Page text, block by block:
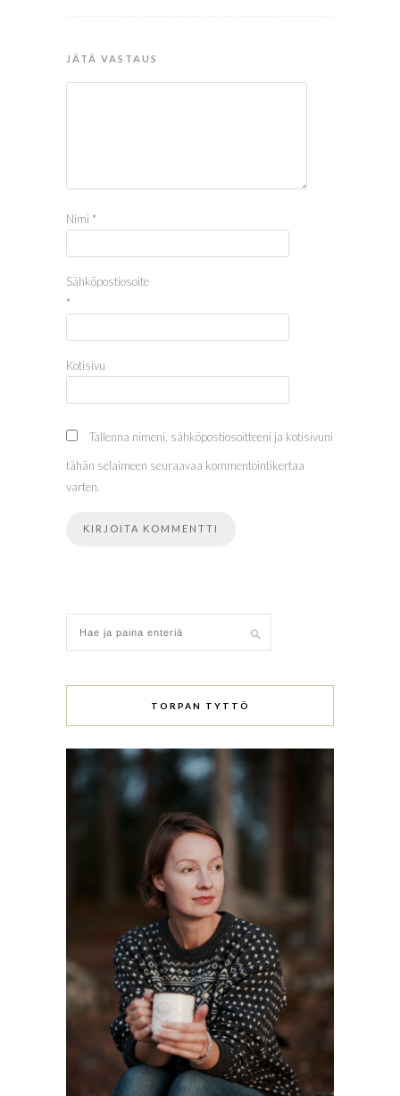
JÄTÄ VASTAUS
Nimi *
Sähköpostiosoite
*
Kotisivu
Tallenna nimeni, sähköpostiosoitteeni ja kotisivuni
tähän selaimeen seuraavaa kommentointikertaa
varten.
TORPAN TYTTÖ